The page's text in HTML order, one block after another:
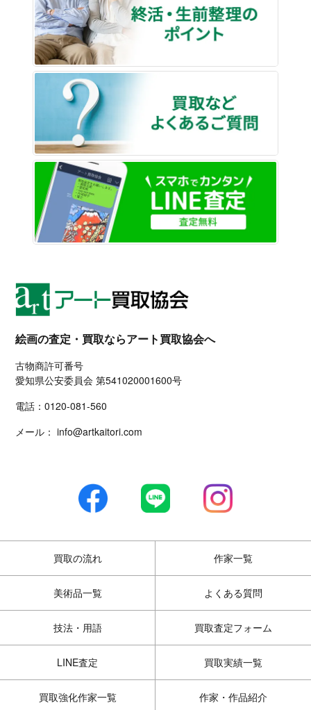
絵画の査定・買取ならアート買取協会へ
古物商許可番号
愛知県公安委員会 第541020001600号
電話：0120-081-560
メール： info@artkaitori.com
買取の流れ 作家一覧
美術品一覧 よくある質問
技法・用語 買取査定フォーム
LINE査定 買取実績一覧
買取強化作家一覧 作家・作品紹介